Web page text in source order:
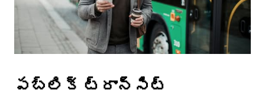
పబ్లిక్ ట్రాన్సిట్